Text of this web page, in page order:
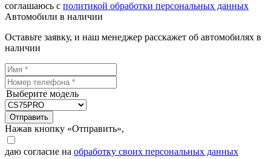
соглашаюсь с политикой обработки персональных данных
Автомобили в наличии
Оставьте заявку, и наш менеджер расскажет об автомобилях в
наличии
Выберите модель
Отправить
Нажав кнопку «Отправить»,
даю согласие на обработку своих персональных данных